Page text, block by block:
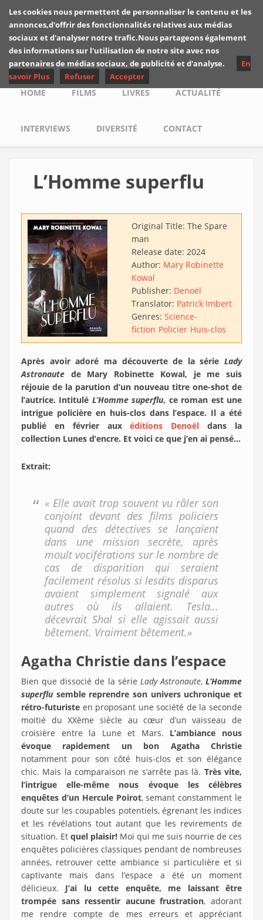
Skip to main content
Les critiques de
Yuyine
Main menu
HOME FILMS LIVRES ACTUALITÉ
INTERVIEWS DIVERSITÉ CONTACT
L’Homme superflu
Original Title: The Spare
man
Release date: 2024
Author: Mary Robinette
Kowal
Publisher: Denoël
Translator: Patrick Imbert
Genres: Science-
fiction Policier Huis-clos
Après avoir adoré ma découverte de la série Lady
Astronaute de Mary Robinette Kowal, je me suis
réjouie de la parution d’un nouveau titre one-shot de
l’autrice. Intitulé L’Homme superflu, ce roman est une
intrigue policière en huis-clos dans l’espace. Il a été
publié en février auxéditions Denoël dans la
collection Lunes d’encre. Et voici ce que j’en ai pensé…
Extrait:
« Elle avait trop souvent vu râler son
conjoint devant des films policiers
quand des détectives se lançaient
dans une mission secrète, après
moult vociférations sur le nombre de
cas de disparition qui seraient
facilement résolus si lesdits disparus
avaient simplement signalé aux
autres où ils allaient. Tesla…
décevrait Shal si elle agissait aussi
bêtement. Vraiment bêtement.»
Agatha Christie dans l’espace
Bien que dissocié de la série Lady Astronaute, L’Homme
superflu semble reprendre son univers uchronique et
rétro-futuriste en proposant une société de la seconde
moitié du XXème siècle au cœur d’un vaisseau de
croisière entre la Lune et Mars. L’ambiance nous
évoque rapidement un bon Agatha Christie
notamment pour son côté huis-clos et son élégance
chic. Mais la comparaison ne s’arrête pas là. Très vite,
l’intrigue elle-même nous
évoque les célèbres
enquêtes d’un Hercule Poirot, semant constamment le
doute sur les coupables potentiels, égrenant les indices
et les révélations tout autant que les revirements de
situation. Et quel plaisir! Moi qui me suis nourrie de ces
enquêtes policières classiques pendant de nombreuses
années, retrouver cette ambiance si particulière et si
captivante mais dans l’espace a été un moment
délicieux. J’ai lu cette enquête, me laissant être
trompée sans ressentir aucune frustration, adorant
me rendre compte de mes erreurs et appréciant
Les cookies nous permettent de personnaliser le contenu et les
annonces,d'offrir des fonctionnalités relatives aux médias
sociaux et d'analyser notre trafic.Nous partageons également
des informations sur l'utilisation de notre site avec nos
partenaires de médias sociaux, de publicité et d'analyse.
En
savoir Plus
Refuser Accepter